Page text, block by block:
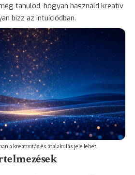
tanulod, hogyan használd kreatív
bízz az intuíciódban.
a kreativitás és átalakulás jele lehet.